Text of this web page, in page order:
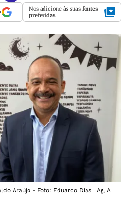
Nos adicione às suas fontes
preferidas
Araújo - Foto: Eduardo Dias | Ag, A